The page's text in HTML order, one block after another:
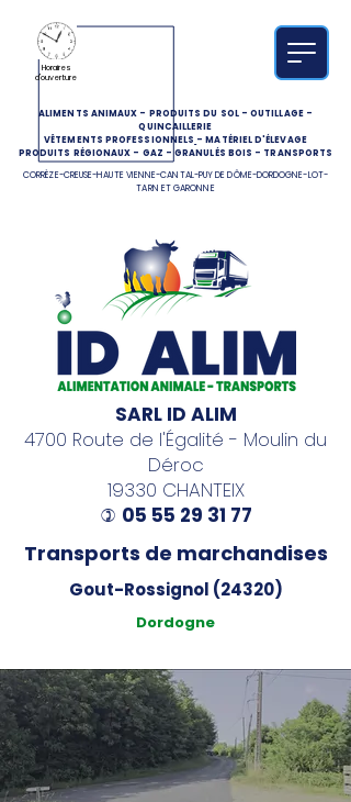
ALIMENTS ANIMAUX - PRODUITS DU SOL-OUTILLAGE-
QUINCAILLERIE
VÊTEMENTS PROFESSIONNELS -MATÉRIEL D'ÉLEVAGE
PRODUITS RÉGIONAUX - GAZ -GRANULÉS BOIS - TRANSPORTS
CORRÈZE-CREUSE-HAUTE VIENNE-CANTAL-PUY DE DÔME-DORDOGNE-LOT-
TARN ET GARONNE
Horaires
d'ouverture
SARL ID ALIM
4700 Route de l'Égalité - Moulin du
Déroc
19330 CHANTEIX
) 05 55 29 31 77
Transports de marchandises
Gout-Rossignol (24320)
Dordogne